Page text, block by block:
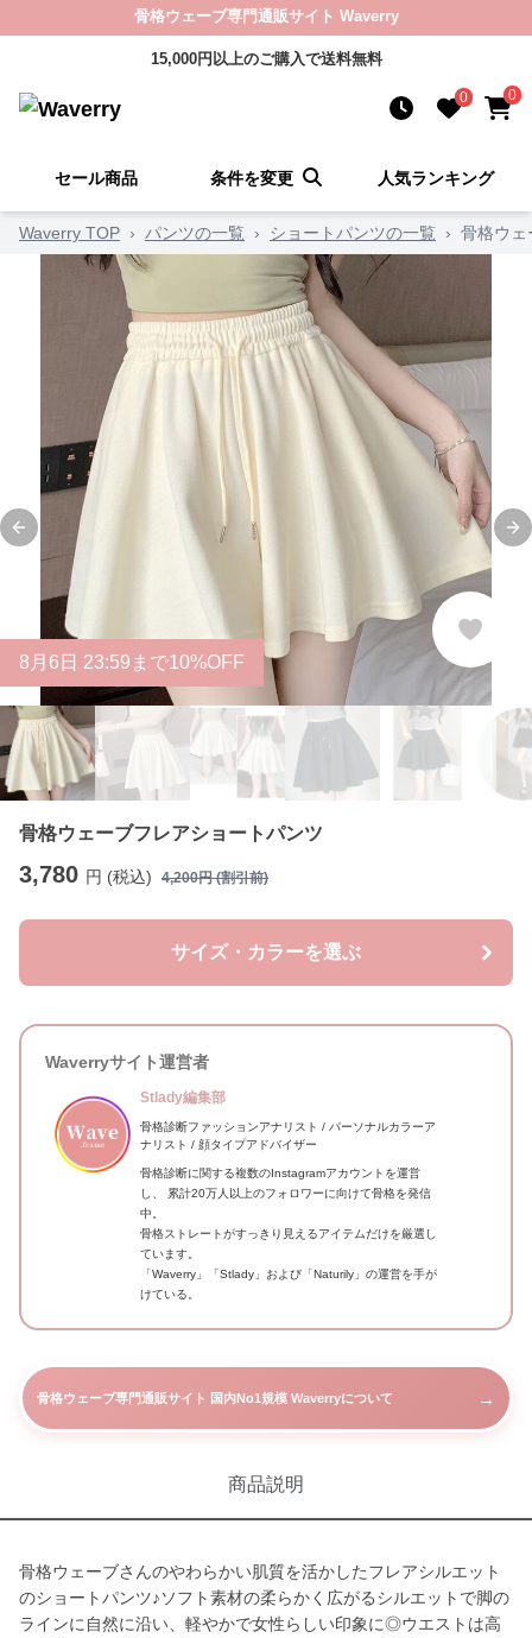
骨格ウェーブ専門通販サイト Waverry
15,000円以上のご購入で送料無料
0 0
セール商品 条件を変更 人気ランキング
Waverry TOP › パンツの一覧 › ショートパンツの一覧 › 骨格ウェ
Previous slide
8 月 6 日 23:59まで10%OFF
骨格ウェーブフレアショートパンツ
3,780 円 (税込) 4,200円 (割引前)
サイズ・カラーを選ぶ
Waverryサイト運営者
Stlady編集部
骨格診断ファッションアナリスト / パーソナルカラーア
ナリスト / 顔タイプアドバイザー
骨格診断に関する複数のInstagramアカウントを運営
し、 累計20万人以上のフォロワーに向けて骨格を発信
中。
骨格ストレートがすっきり見えるアイテムだけを厳選し
ています。
「Waverry」「Stlady」および「Naturily」の運営を手が
けている。
骨格ウェーブ専門通販サイト 国内No1規模 Waverryについて →
商品説明
骨格ウェーブさんのやわらかい肌質を活かしたフレアシルエット
のショートパンツ♪ソフト素材の柔らかく広がるシルエットで脚の
ラインに自然に沿い、軽やかで女性らしい印象に◎ウエストは高